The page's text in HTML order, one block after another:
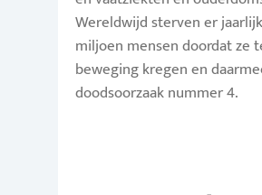
Wereldwijd sterven er
miljoen mensen doordat ze
beweging kregen en
doodsoorzaak nummer 4.